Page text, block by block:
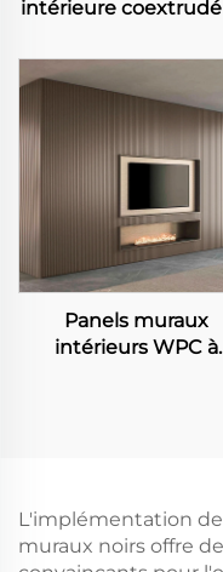
intérieure
Carbon Slate
Roche Flexible
Charbon Bois
Plaque Feuille
Panels muraux
intérieurs WPC à
L'implémentation
muraux noirs offre